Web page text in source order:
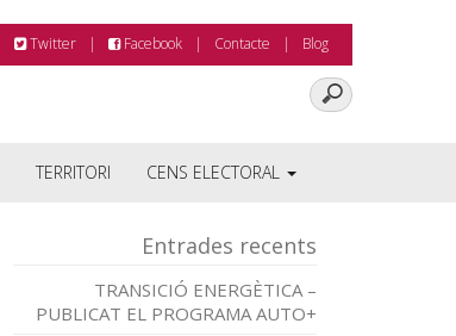
Twitter Facebook Contacte Blog
TERRITORI CENS ELECTORAL
Entrades recents
TRANSICIÓ ENERGÈTICA –
PUBLICAT EL PROGRAMA AUTO+